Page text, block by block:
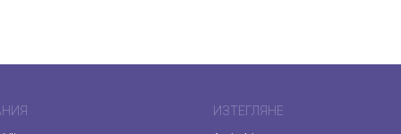
ИЗТЕГЛЯНЕ